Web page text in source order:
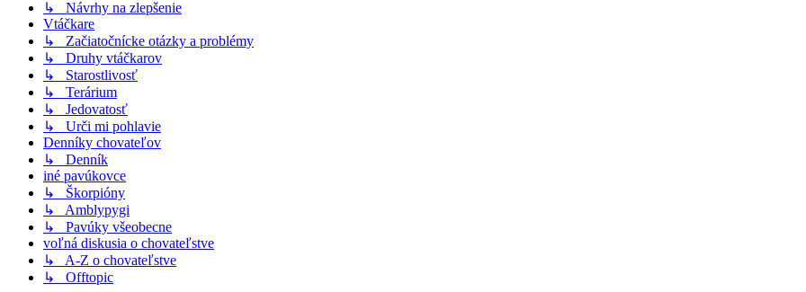
↳ Návrhy na zlepšenie
Vtáčkare
↳ Začiatočnícke otázky a problémy
↳ Druhy vtáčkarov
↳ Starostlivosť
↳ Terárium
↳ Jedovatosť
↳ Urči mi pohlavie
Denníky chovateľov
↳ Denník
iné pavúkovce
↳ Škorpióny
↳ Amblypygi
↳ Pavúky všeobecne
voľná diskusia o chovateľstve
↳ A-Z o chovateľstve
↳ Offtopic